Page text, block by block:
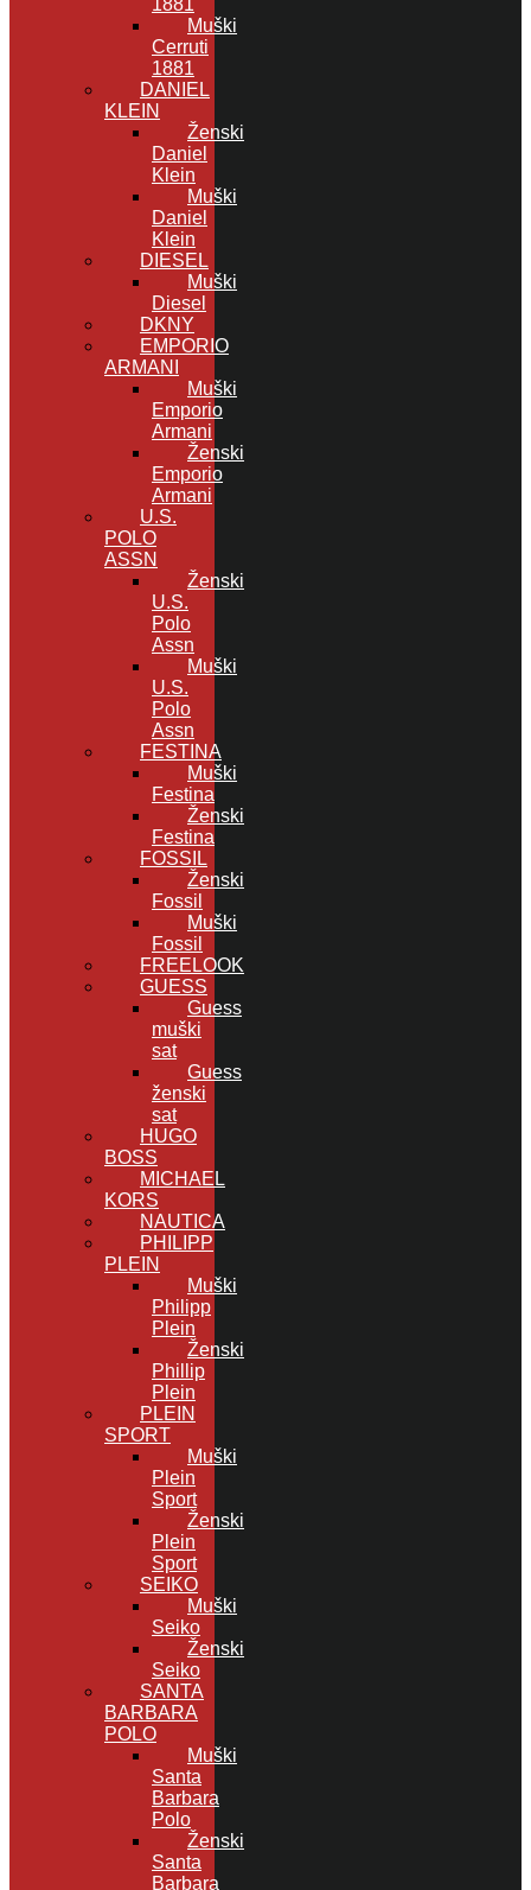
Muški
Cerruti
1881
DANIEL
KLEIN
Ženski
Daniel
Klein
Muški
Daniel
Klein
DIESEL
Muški
Diesel
DKNY
EMPORIO
ARMANI
Muški
Emporio
Armani
Ženski
Emporio
Armani
U.S.
POLO
ASSN
Ženski
U.S.
Polo
Assn
Muški
U.S.
Polo
Assn
FESTINA
Muški
Festina
Ženski
Festina
FOSSIL
Ženski
Fossil
Muški
Fossil
FREELOOK
GUESS
Guess
muški
sat
Guess
ženski
sat
HUGO
BOSS
MICHAEL
KORS
NAUTICA
PHILIPP
PLEIN
Muški
Philipp
Plein
Ženski
Phillip
Plein
PLEIN
SPORT
Muški
Plein
Sport
Ženski
Plein
Sport
SEIKO
Muški
Seiko
Ženski
Seiko
SANTA
BARBARA
POLO
Muški
Santa
Barbara
Polo
Ženski
Santa
Barbara